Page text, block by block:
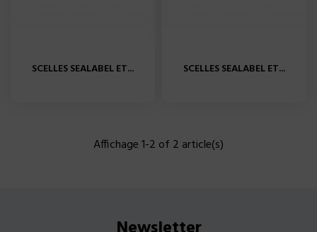
SCELLES SEALABEL ET... SCELLES SEALABEL ET...
Affichage 1-2 of 2 article(s)